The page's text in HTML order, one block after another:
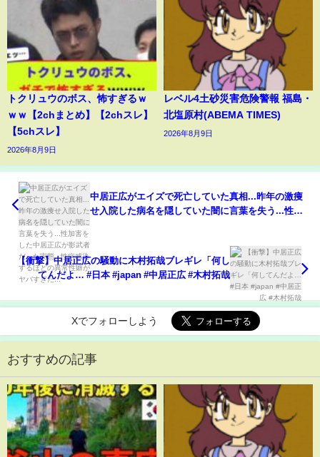
トクリュウのボス、怖すぎるｗ
ｗｗ【2chまとめ】【2chスレ】
【5chスレ】
2026年8月9日
レベル4土砂災害危険警報 福島・
北塩原村(ABEMA TIMES)
2026年8月9日
中居正広がエイズで死亡していた真相...昨年の激痩
せ入院した病名を隠していた闇に言葉を失う...性加
【衝撃】中居正広の騒動に木村拓哉ブレギレ「何し
てんだよ… #日本 #japan #中居正広 #木村拓哉
Xでフォローしよう
おすすめの記事